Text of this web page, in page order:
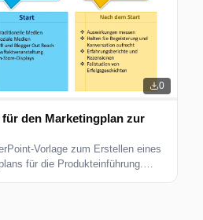
0
den Marketingplan zur
Vorlage zum Erstellen eines
für die Produkteinführung.